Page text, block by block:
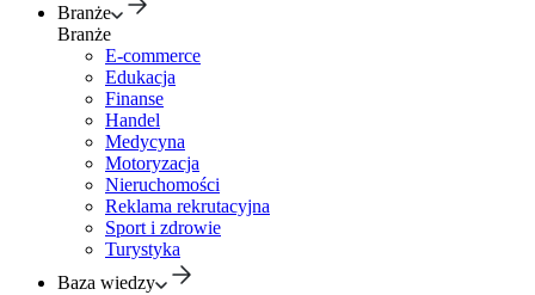
Branże
Branże
E-commerce
Edukacja
Finanse
Handel
Medycyna
Motoryzacja
Nieruchomości
Reklama rekrutacyjna
Sport i zdrowie
Turystyka
Baza wiedzy